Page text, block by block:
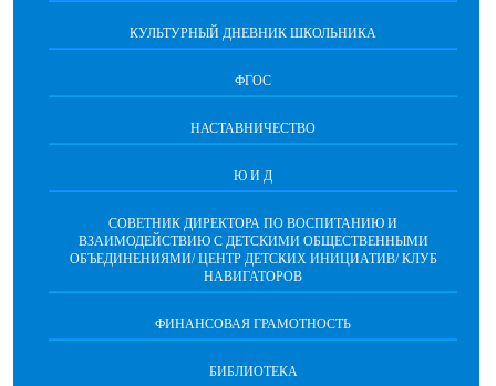
КУЛЬТУРНЫЙ ДНЕВНИК ШКОЛЬНИКА
ФГОС
НАСТАВНИЧЕСТВО
Ю И Д
СОВЕТНИК ДИРЕКТОРА ПО ВОСПИТАНИЮ И
ВЗАИМОДЕЙСТВИЮ С ДЕТСКИМИ ОБЩЕСТВЕННЫМИ
ОБЪЕДИНЕНИЯМИ/ ЦЕНТР ДЕТСКИХ ИНИЦИАТИВ/ КЛУБ
НАВИГАТОРОВ
ФИНАНСОВАЯ ГРАМОТНОСТЬ
БИБЛИОТЕКА